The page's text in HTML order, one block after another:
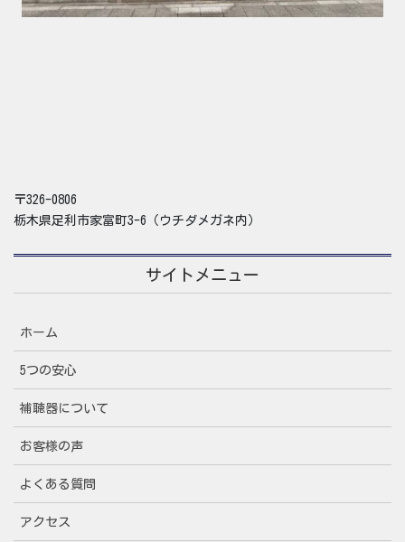
〒326-0806
栃木県足利市家富町3-6（ウチダメガネ内）
サイトメニュー
ホーム
5つの安心
補聴器について
お客様の声
よくある質問
アクセス